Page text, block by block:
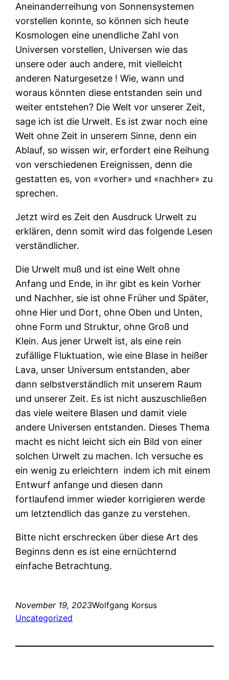
Aneinanderreihung von Sonnensystemen
vorstellen konnte, so können sich heute
Kosmologen eine unendliche Zahl von
Universen vorstellen, Universen wie das
unsere oder auch andere, mit vielleicht
anderen Naturgesetze ! Wie, wann und
woraus könnten diese entstanden sein und
weiter entstehen? Die Welt vor unserer Zeit,
sage ich ist die Urwelt. Es ist zwar noch eine
Welt ohne Zeit in unserem Sinne, denn ein
Ablauf, so wissen wir, erfordert eine Reihung
von verschiedenen Ereignissen, denn die
gestatten es, von «vorher» und «nachher» zu
sprechen.
Jetzt wird es Zeit den Ausdruck Urwelt zu
erklären, denn somit wird das folgende Lesen
verständlicher.
Die Urwelt muß und ist eine Welt ohne
Anfang und Ende, in ihr gibt es kein Vorher
und Nachher, sie ist ohne Früher und Später,
ohne Hier und Dort, ohne Oben und Unten,
ohne Form und Struktur, ohne Groß und
Klein. Aus jener Urwelt ist, als eine rein
zufällige Fluktuation, wie eine Blase in heißer
Lava, unser Universum entstanden, aber
dann selbstverständlich mit unserem Raum
und unserer Zeit. Es ist nicht auszuschließen
das viele weitere Blasen und damit viele
andere Universen entstanden. Dieses Thema
macht es nicht leicht sich ein Bild von einer
solchen Urwelt zu machen. Ich versuche es
ein wenig zu erleichtern indem ich mit einem
Entwurf anfange und diesen dann
fortlaufend immer wieder korrigieren werde
um letztendlich das ganze zu verstehen.
Bitte nicht erschrecken über diese Art des
Beginns denn es ist eine ernüchternd
einfache Betrachtung.
November 19, 2023Wolfgang Korsus
Uncategorized